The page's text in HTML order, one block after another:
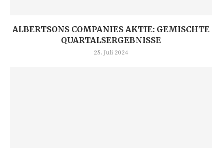
ALBERTSONS COMPANIES AKTIE: GEMISCHTE
QUARTALSERGEBNISSE
25. Juli 2024